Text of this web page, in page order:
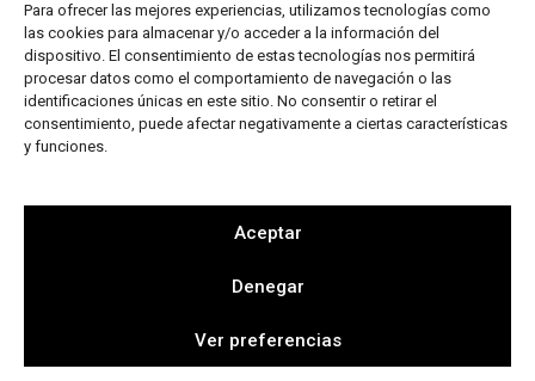
Para ofrecer las mejores experiencias, utilizamos tecnologías como
las cookies para almacenar y/o acceder a la información del
dispositivo. El consentimiento de estas tecnologías nos permitirá
procesar datos como el comportamiento de navegación o las
identificaciones únicas en este sitio. No consentir o retirar el
consentimiento, puede afectar negativamente a ciertas características
y funciones.
Aceptar
Denegar
Ver preferencias
M: info@filmsport.es
Legal Notice
Privacy Policy